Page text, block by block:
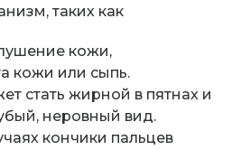
таких как
кожи,
кожи или сыпь.
стать жирной в пятнах и
неровный вид.
кончики пальцев